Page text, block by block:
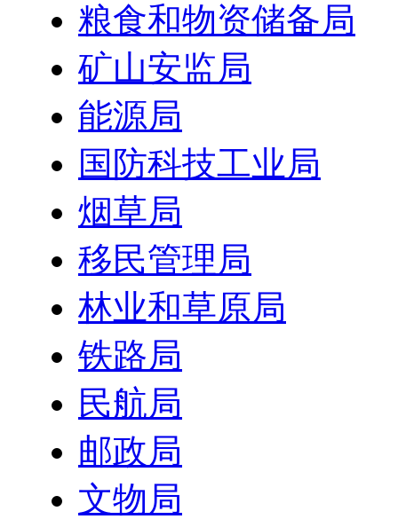
粮食和物资储备局
矿山安监局
能源局
国防科技工业局
烟草局
移民管理局
林业和草原局
铁路局
民航局
邮政局
文物局